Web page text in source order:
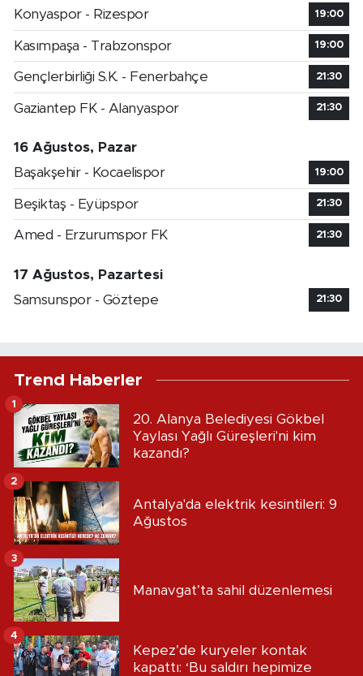
Konyaspor - Rizespor
19:00
Kasımpaşa - Trabzonspor 19:00
Gençlerbirliği S.K. - Fenerbahçe 21:30
Gaziantep FK - Alanyaspor 21:30
16 Ağustos, Pazar
Başakşehir - Kocaelispor
19:00
Beşiktaş - Eyüpspor 21:30
Amed - Erzurumspor FK 21:30
17 Ağustos, Pazartesi
Samsunspor - Göztepe
21:30
Trend Haberler
20. Alanya Belediyesi Gökbel
Yaylası Yağlı Güreşleri'ni kim
kazandı?
1
Antalya'da elektrik kesintileri: 9
Ağustos
2
Manavgat’ta sahil düzenlemesi
3
Kepez’de kuryeler kontak
kapattı: ‘Bu saldırı hepimize
4